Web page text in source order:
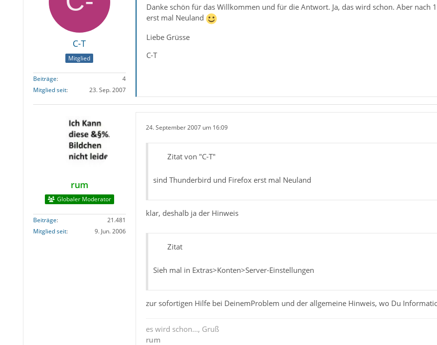
C-T
Mitglied
Beiträge
4
Mitglied seit
23. Sep. 2007
Danke schön für das Willkommen und für die Antwort. Ja, das wird schon. Aber nach
erst mal Neuland
Liebe Grüsse
C-T
rum
Globaler Moderator
Beiträge
21.481
Mitglied seit
9. Jun. 2006
24. September 2007 um 16:09
Zitat von "C-T"
sind Thunderbird und Firefox erst mal Neuland
klar, deshalb ja der Hinweis
Zitat
Sieh mal in Extras>Konten>Server-Einstellungen
zur sofortigen Hilfe bei DeinemProblem und der allgemeine Hinweis, wo Du
es wird schon..., Gruß
rum